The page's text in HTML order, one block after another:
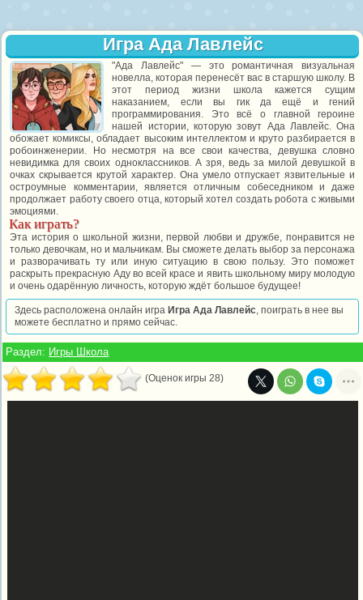
Игра Ада Лавлейс
"Ада Лавлейс" — это романтичная визуальная
новелла, которая перенесёт вас в старшую школу. В
этот период жизни школа кажется сущим
наказанием, если вы гик да ещё и гений
программирования. Это всё о главной героине
нашей истории, которую зовут Ада Лавлейс. Она
обожает комиксы, обладает высоким интеллектом и круто разбирается в
робоинженерии. Но несмотря на все свои качества, девушка словно
невидимка для своих одноклассников. А зря, ведь за милой девушкой в
очках скрывается крутой характер. Она умело отпускает язвительные и
остроумные комментарии, является отличным собеседником и даже
продолжает работу своего отца, который хотел создать робота с живыми
эмоциями.
Как играть?
Эта история о школьной жизни, первой любви и дружбе, понравится не
только девочкам, но и мальчикам. Вы сможете делать выбор за персонажа
и разворачивать ту или иную ситуацию в свою пользу. Это поможет
раскрыть прекрасную Аду во всей красе и явить школьному миру молодую
и очень одарённую личность, которую ждёт большое будущее!
Здесь расположена онлайн игра Игра Ада Лавлейс, поиграть в нее вы
можете бесплатно и прямо сейчас.
Раздел: Игры Школа
(Оценок игры 28)